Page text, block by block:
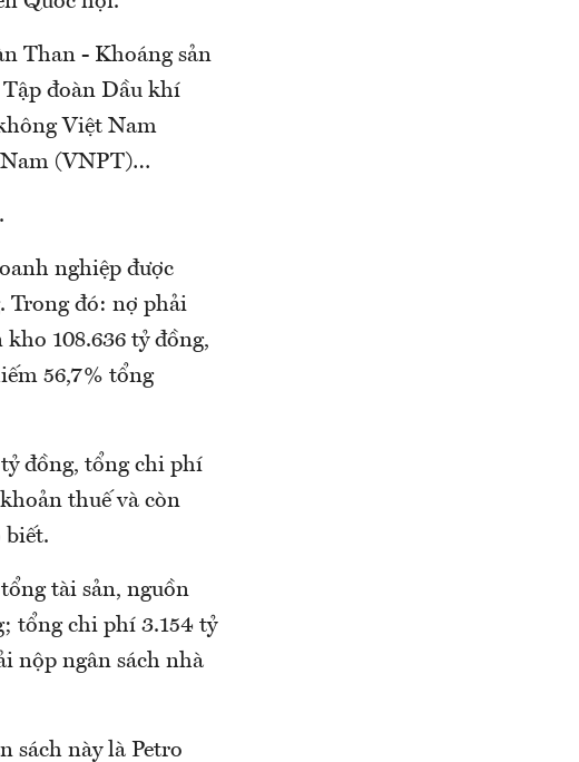
Than - Khoáng sản
đoàn Dầu khí
Việt Nam
(VNPT)…
nghiệp được
Trong đó: nợ phải
108.636 tỷ đồng,
56,7% tổng
đồng, tổng chi phí
thuế và còn
biết.
tài sản, nguồn
tổng chi phí 3.154 tỷ
nộp ngân sách nhà
sách này là Petro